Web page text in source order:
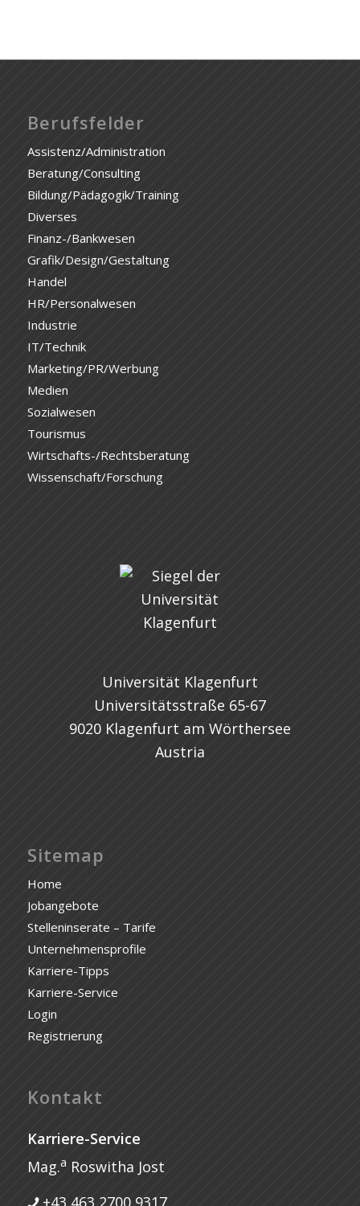
Berufsfelder
Assistenz/Administration
Beratung/Consulting
Bildung/Pädagogik/Training
Diverses
Finanz-/Bankwesen
Grafik/Design/Gestaltung
Handel
HR/Personalwesen
Industrie
IT/Technik
Marketing/PR/Werbung
Medien
Sozialwesen
Tourismus
Wirtschafts-/Rechtsberatung
Wissenschaft/Forschung
Universität Klagenfurt
Universitätsstraße 65-67
9020 Klagenfurt am Wörthersee
Austria
Sitemap
Home
Jobangebote
Stelleninserate – Tarife
Unternehmensprofile
Karriere-Tipps
Karriere-Service
Login
Registrierung
Kontakt
Karriere-Service
Mag.a Roswitha Jost